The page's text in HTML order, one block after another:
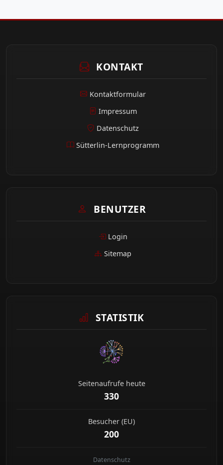
KONTAKT
Kontaktformular
Impressum
Datenschutz
Sütterlin-Lernprogramm
BENUTZER
Login
Sitemap
STATISTIK
Seitenaufrufe heute
330
Besucher (EU)
200
Datenschutz